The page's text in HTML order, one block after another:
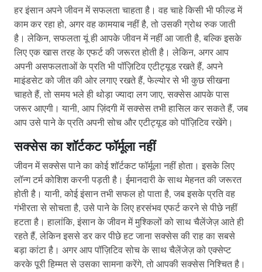
हर इंसान अपने जीवन में सफलता चाहता है। वह चाहे किसी भी फील्ड में
काम कर रहा हो, अगर वह कामयाब नहीं है, तो उसकी ग्रोथ रुक जाती
है। लेकिन, सफलता यूं ही आपके जीवन में नहीं आ जाती है, बल्कि इसके
लिए एक खास तरह के एफर्ट की जरूरत होती है। लेकिन, अगर आप
अपनी असफलताओं के प्रति भी पॉज़िटिव एटीट्यूड रखते हैं, अपने
माइंडसेट को जीत की ओर लगाए रखते हैं, फेल्योर से भी कुछ सीखना
चाहते हैं, तो समय भले ही थोड़ा ज्यादा लग जाए, सक्सेस आपके पास
जरूर आएगी। यानी, आप ज़िंदगी में सक्सेस तभी हासिल कर सकते हैं, जब
आप उसे पाने के प्रति अपनी सोच और एटीट्यूड को पॉज़िटिव रखेंगे।
सक्सेस का शॉर्टकट फॉर्मूला नहीं
जीवन में सक्सेस पाने का कोई शॉर्टकट फॉर्मूला नहीं होता। इसके लिए
लॉन्ग टर्म कोशिश करनी पड़ती है। ईमानदारी के साथ मेहनत की जरूरत
होती है। यानी, कोई इंसान तभी सफल हो पाता है, जब इसके प्रति वह
गंभीरता से सोचता है, उसे पाने के लिए हरसंभव एफर्ट करने से पीछे नहीं
हटता है। हालांकि, इंसान के जीवन में मुश्किलों को साथ चैलेंजेज़ आते ही
रहते हैं, लेकिन इससे डर कर पीछे हट जाना सक्सेस की राह का सबसे
बड़ा कांटा है। अगर आप पॉज़िटिव सोच के साथ चैलेंजेज़ को एक्सेप्ट
करके पूरी हिम्मत से उसका सामना करेंगे, तो आपकी सक्सेस निश्चित है।